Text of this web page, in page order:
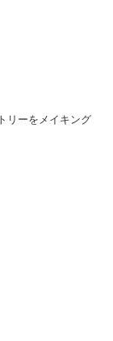
リーをメイキング